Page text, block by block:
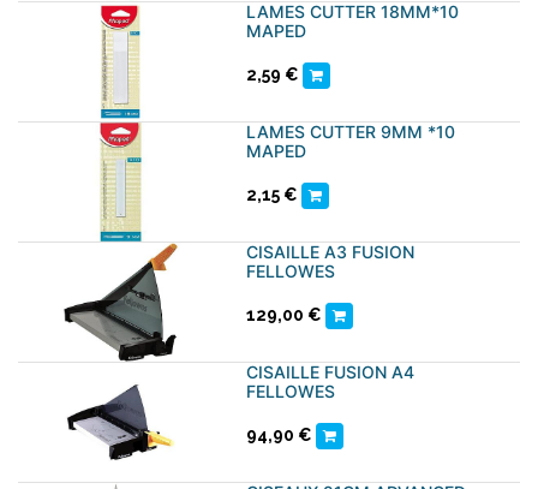
LAMES CUTTER 18MM*10
MAPED
2,59 €
LAMES CUTTER 9MM *10
MAPED
2,15 €
CISAILLE A3 FUSION
FELLOWES
129,00 €
CISAILLE FUSION A4
FELLOWES
94,90 €